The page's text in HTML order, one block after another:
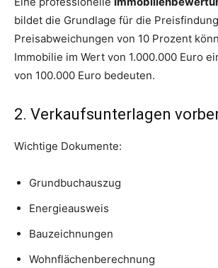
bildet die Grundlage für die
Preisabweichungen von 10 Prozent
Immobilie im Wert von 1.000.000 Euro
von 100.000 Euro bedeuten.
2. Verkaufsunterlagen
Wichtige Dokumente:
Grundbuchauszug
Energieausweis
Bauzeichnungen
Wohnflächenberechnung